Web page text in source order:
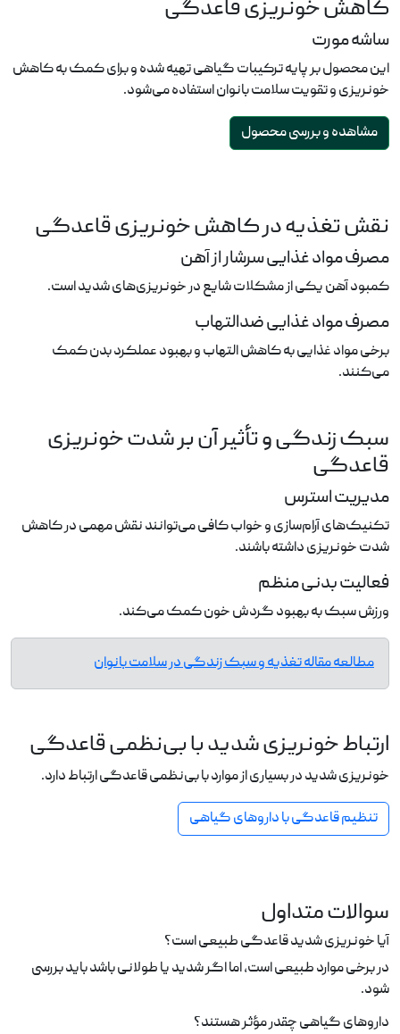
کاهش خونریزی قاعدگی
ساشه مورت
این محصول بر پایه ترکیبات گیاهی تهیه شده و برای کمک به کاهش
خونریزی و تقویت سلامت بانوان استفاده می‌شود.
مشاهده و بررسی محصول
نقش تغذیه در کاهش خونریزی قاعدگی
مصرف مواد غذایی سرشار از آهن
کمبود آهن یکی از مشکلات شایع در خونریزی‌های شدید است.
مصرف مواد غذایی ضدالتهاب
برخی مواد غذایی به کاهش التهاب و بهبود عملکرد بدن کمک
می‌کنند.
سبک زندگی و تأثیر آن بر شدت خونریزی
قاعدگی
مدیریت استرس
تکنیک‌های آرام‌سازی و خواب کافی می‌توانند نقش مهمی در کاهش
شدت خونریزی داشته باشند.
فعالیت بدنی منظم
ورزش سبک به بهبود گردش خون کمک می‌کند.
مطالعه مقاله تغذیه و سبک زندگی در سلامت بانوان
ارتباط خونریزی شدید با بی‌نظمی قاعدگی
خونریزی شدید در بسیاری از موارد با بی‌نظمی قاعدگی ارتباط دارد.
تنظیم قاعدگی با داروهای گیاهی
سوالات متداول
آیا خونریزی شدید قاعدگی طبیعی است؟
در برخی موارد طبیعی است، اما اگر شدید یا طولانی باشد باید بررسی
شود.
داروهای گیاهی چقدر مؤثر هستند؟